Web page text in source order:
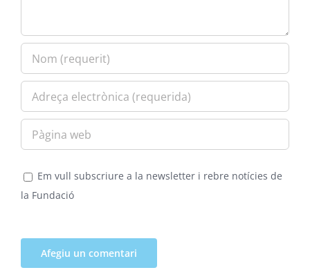
Em vull subscriure a la newsletter i rebre notícies de
la Fundació